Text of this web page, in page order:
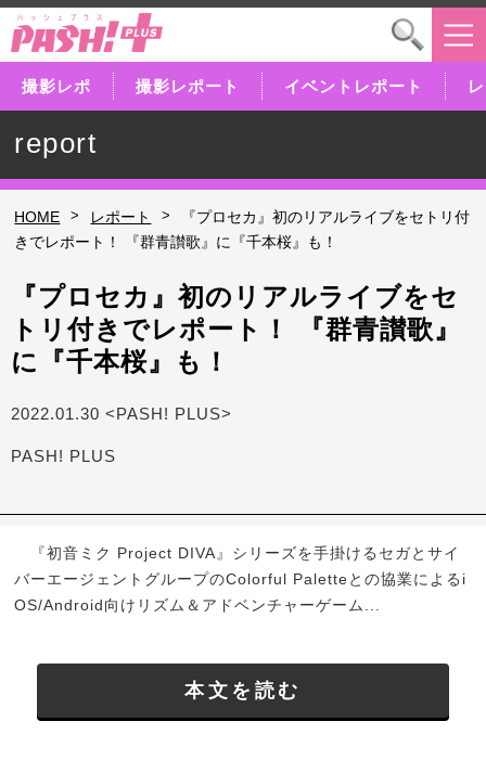
撮影レポ 撮影レポート イベントレポート
report
HOME > レポート >
『プロセカ』初のリアルライブをセトリ付
きでレポート！ 『群青讃歌』に『千本桜』も！
『プロセカ』初のリアルライブをセ
トリ付きでレポート！ 『群青讃歌』
に『千本桜』も！
2022.01.30 <PASH! PLUS>
PASH! PLUS
『初音ミク Project DIVA』シリーズを手掛けるセガとサイ
バーエージェントグループのColorful Paletteとの協業によるi
OS/Android向けリズム＆アドベンチャーゲーム...
本文を読む